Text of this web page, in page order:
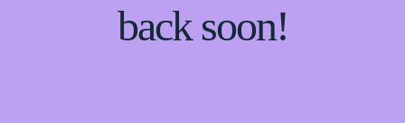
back soon!